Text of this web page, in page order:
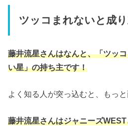
ツッコまれないと成
藤井流星さんはなんと、「ツッ
い星」の持ち主です！
よく知る人が突っ込むと、もっ
藤井流星さんはジャニーズ